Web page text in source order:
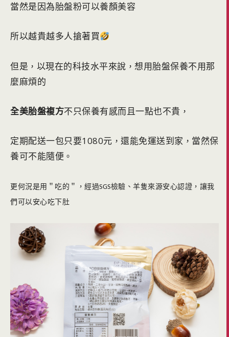
當然是因為胎盤粉可以養顏美容
所以越貴越多人搶著買
但是 ， 以現在的科技水平來說 ， 想用胎盤保養不用那
麼麻煩的
全美胎盤複方不只保養有感而且一點也不貴 ，
定期配送一包只要1080元 ， 還能免運送到家 ， 當然保
養可不能隨便 。
更何況是用＂吃的＂，經過SGS檢驗、 羊隻來源安心認證，讓我
們可以安心吃下肚